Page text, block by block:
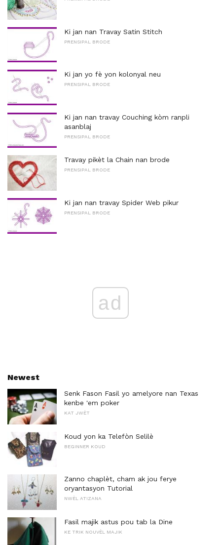
Ki jan nan Travay Satin Stitch
PRENSIPAL BRODE
Ki jan yo fè yon kolonyal neu
PRENSIPAL BRODE
Ki jan nan travay Couching kòm ranpli
asanblaj
PRENSIPAL BRODE
Travay pikèt la Chain nan brode
PRENSIPAL BRODE
Ki jan nan travay Spider Web pikur
PRENSIPAL BRODE
ad
Newest
Senk Fason Fasil yo amelyore nan Texas
kenbe 'em poker
KAT JWÈT
Koud yon ka Telefòn Selilè
BEGINNER KOUD
Zanno chaplèt, cham ak jou ferye
oryantasyon Tutorial
NWÈL ATIZANA
Fasil majik astus pou tab la Dine
KE TRIK NOUVÈL MAJIK